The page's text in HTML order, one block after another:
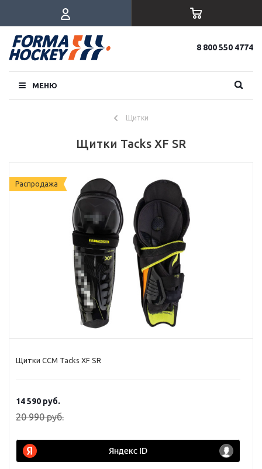
8 800 550 4774
МЕНЮ
Щитки
Щитки Tacks XF SR
Распродажа
Щитки CCM Tacks XF SR
14 590 руб.
20 990руб.